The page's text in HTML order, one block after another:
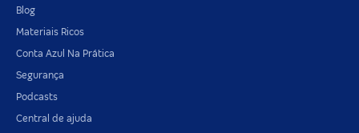
Blog
Materiais Ricos
Conta Azul Na Prática
Segurança
Podcasts
Central de ajuda